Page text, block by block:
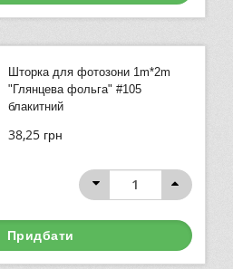
Шторка для фотозони 1m*2m
"Глянцева фольга" #105
блакитний
38,25 грн
Придбати